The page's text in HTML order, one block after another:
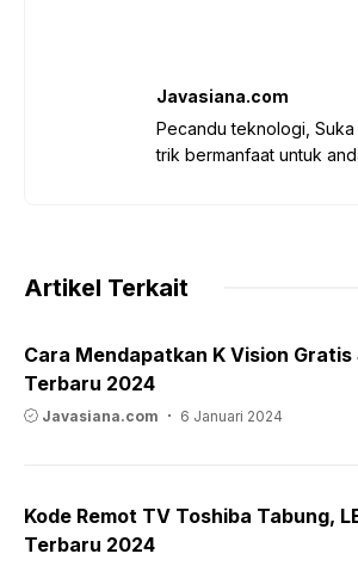
Javasiana.com
Pecandu teknologi,
trik bermanfaat untuk
Artikel Terkait
Cara Mendapatkan K Vision Gratis
Terbaru 2024
Javasiana.com 6 Januari 2024
Kode Remot TV Toshiba Tabung,
Terbaru 2024